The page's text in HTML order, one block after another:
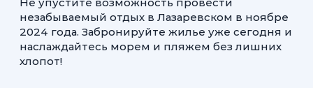
незабываемый отдых в Лазаревском в ноябре
2024 года. Забронируйте жилье уже сегодня и
наслаждайтесь морем и пляжем без лишних
хлопот!